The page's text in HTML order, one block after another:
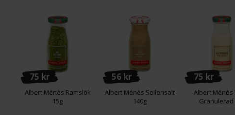
75 kr
Albert Ménès Ramslök
15g
56 kr
Albert Ménès Sellerisalt
140g
75 kr
Albert Ménès
Granulerad